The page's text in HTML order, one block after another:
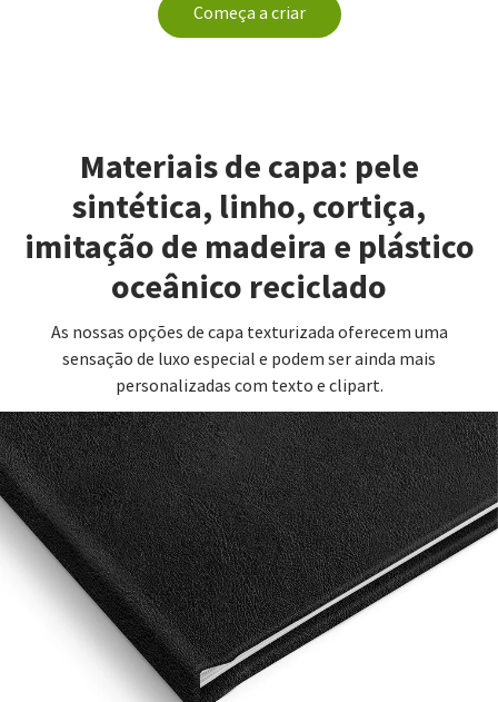
Começa a criar
Materiais de capa: pele
sintética, linho, cortiça,
imitação de madeira e plástico
oceânico reciclado
As nossas opções de capa texturizada oferecem uma
sensação de luxo especial e podem ser ainda mais
personalizadas com texto e clipart.